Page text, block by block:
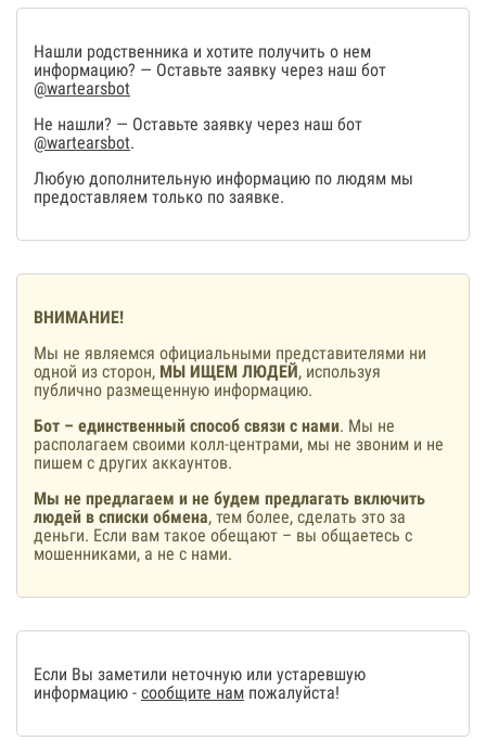
Нашли родственника и хотите получить о нем
информацию? — Оставьте заявку через наш бот
@wartearsbot
Не нашли? — Оставьте заявку через наш бот
@wartearsbot.
Любую дополнительную информацию по людям мы
предоставляем только по заявке.
ВНИМАНИЕ!
Мы не являемся официальными представителями ни
одной из сторон, МЫ ИЩЕМ ЛЮДЕЙ, используя
публично размещенную информацию.
Бот – единственный способ связи с нами. Мы не
располагаем своими колл-центрами, мы не звоним и не
пишем с других аккаунтов.
Мы не предлагаем и не будем предлагать включить
людей в списки обмена, тем более, сделать это за
деньги. Если вам такое обещают – вы общаетесь с
мошенниками, а не с нами.
Если Вы заметили неточную или устаревшую
информацию - сообщите нам пожалуйста!